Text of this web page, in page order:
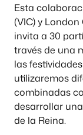
Esta
(VIC) y
invita a 30
través de una
las
utilizaremos
combinadas
desarrollar
de la Reina.